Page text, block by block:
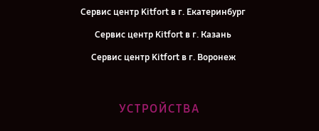
Сервис центр Kitfort в г. Екатеринбург
Сервис центр Kitfort в г. Казань
Сервис центр Kitfort в г. Воронеж
Сервис центр Kitfort в г. Самара
УСТРОЙСТВА